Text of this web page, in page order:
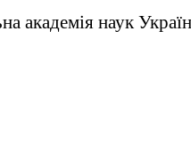
академія наук